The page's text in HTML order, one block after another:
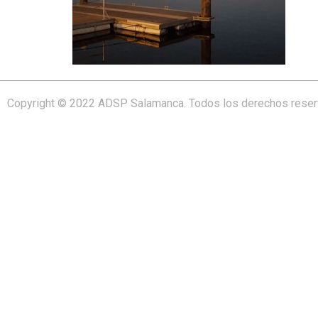
Copyright © 2022 ADSP Salamanca. Todos los derechos